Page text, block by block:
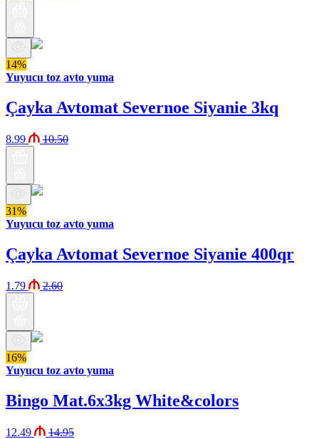
14%
Yuyucu toz avto yuma
Çayka Avtomat Severnoe Siyanie 3kq
8.99 10.50
31%
Yuyucu toz avto yuma
Çayka Avtomat Severnoe Siyanie 400qr
1.79 2.60
16%
Yuyucu toz avto yuma
Bingo Mat.6x3kg White&colors
12.49 14.95